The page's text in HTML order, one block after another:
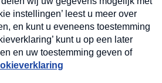
je in voor de
Bakt